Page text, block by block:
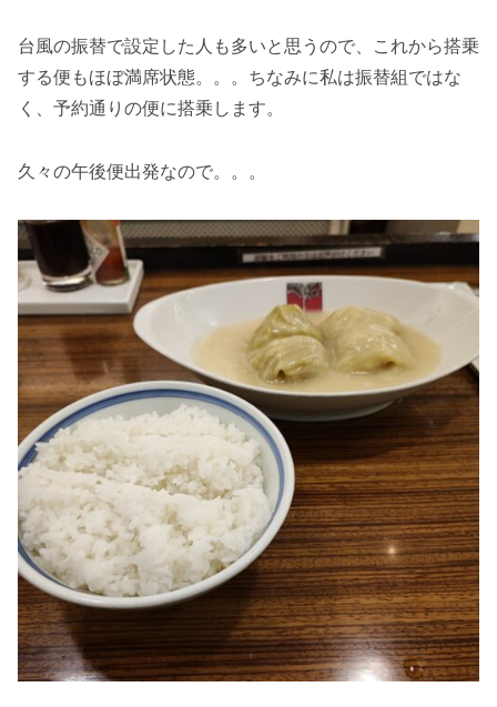
台風の振替で設定した人も多いと思うので、これから搭乗
する便もほぼ満席状態。。。ちなみに私は振替組ではな
く、予約通りの便に搭乗します。
久々の午後便出発なので。。。